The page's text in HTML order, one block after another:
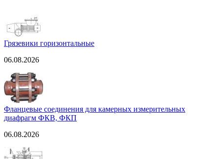
Грязевики горизонтальные
06.08.2026
Фланцевые соединения для камерных измерительных
диафрагм ФКВ, ФКП
06.08.2026